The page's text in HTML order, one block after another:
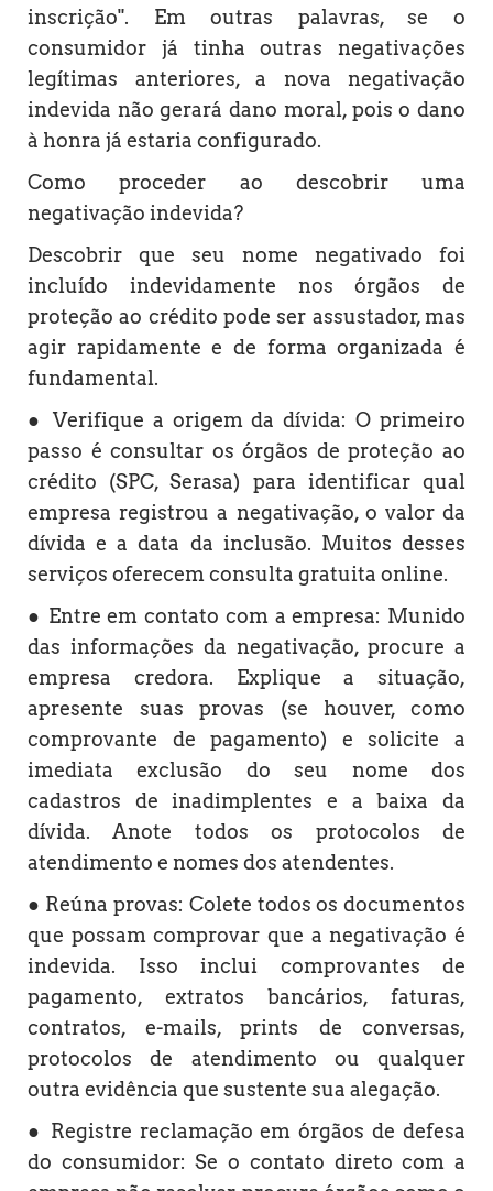
inscrição". Em outras palavras, se o
consumidor já tinha outras negativações
legítimas anteriores, a nova negativação
indevida não gerará dano moral, pois o dano
à honra já estaria configurado.
Como proceder ao descobrir uma
negativação indevida?
Descobrir que seu nome negativado foi
incluído indevidamente nos órgãos de
proteção ao crédito pode ser assustador, mas
agir rapidamente e de forma organizada é
fundamental.
● Verifique a origem da dívida: O primeiro
passo é consultar os órgãos de proteção ao
crédito (SPC, Serasa) para identificar qual
empresa registrou a negativação, o valor da
dívida e a data da inclusão. Muitos desses
serviços oferecem consulta gratuita online.
● Entre em contato com a empresa: Munido
das informações da negativação, procure a
empresa credora. Explique a situação,
apresente suas provas (se houver, como
comprovante de pagamento) e solicite a
imediata exclusão do seu nome dos
cadastros de inadimplentes e a baixa da
dívida. Anote todos os protocolos de
atendimento e nomes dos atendentes.
● Reúna provas: Colete todos os documentos
que possam comprovar que a negativação é
indevida. Isso inclui comprovantes de
pagamento, extratos bancários, faturas,
contratos, e-mails, prints de conversas,
protocolos de atendimento ou qualquer
outra evidência que sustente sua alegação.
● Registre reclamação em órgãos de defesa
do consumidor: Se o contato direto com a